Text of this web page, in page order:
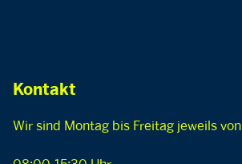
Kontakt
Wir sind Montag bis Freitag jeweils von